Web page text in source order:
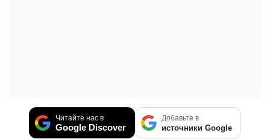
Читайте нас в
Google Discover
Добавьте в
источники Google